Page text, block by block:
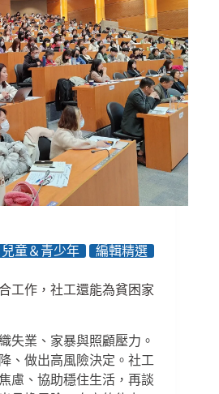
兒童＆青少年 編輯精選
工作，社工還能為貧困家
失業、家暴與照顧壓力。
、做出高風險決定。社工
慮、協助穩住生活，再談